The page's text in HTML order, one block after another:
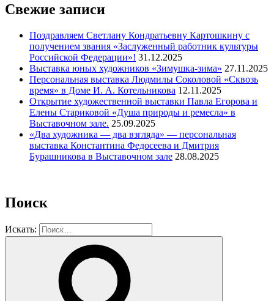
Свежие записи
Поздравляем Светлану Кондратьевну Картошкину с
получением звания «Заслуженный работник культуры
Российской Федерации»! 31.12.2025
Выставка юных художников «Зимушка-зима» 27.11.2025
Персональная выставка Людмилы Соколовой «Сквозь
время» в Доме И. А. Котельникова 12.11.2025
Открытие художественной выставки Павла Егорова и
Елены Стариковой «Душа природы и ремесла» в
Выставочном зале. 25.09.2025
«Два художника — два взгляда» — персональная
выставка Константина Федосеева и Дмитрия
Бурашникова в Выставочном зале 28.08.2025
Поиск
Искать: